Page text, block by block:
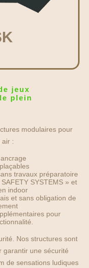
jeux
plein
modulaires pour
air :
travaux préparatoire
SYSTEMS » et
indoor
et sans obligation de
pour
Nos structures sont
garantir une sécurité
de sensations ludiques